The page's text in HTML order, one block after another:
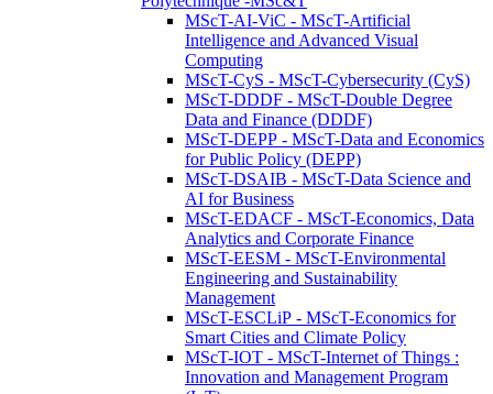
MScT-AI-ViC - MScT-Artificial
Intelligence and Advanced Visual
Computing
MScT-CyS - MScT-Cybersecurity (CyS)
MScT-DDDF - MScT-Double Degree
Data and Finance (DDDF)
MScT-DEPP - MScT-Data and Economics
for Public Policy (DEPP)
MScT-DSAIB - MScT-Data Science and
AI for Business
MScT-EDACF - MScT-Economics, Data
Analytics and Corporate Finance
MScT-EESM - MScT-Environmental
Engineering and Sustainability
Management
MScT-ESCLiP - MScT-Economics for
Smart Cities and Climate Policy
MScT-IOT - MScT-Internet of Things :
Innovation and Management Program